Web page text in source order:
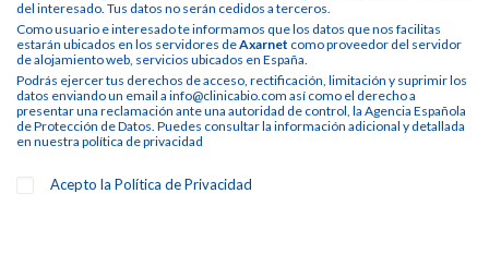
del interesado. Tus datos no serán cedidos a terceros.
Como usuario e interesado te informamos que los datos que nos facilitas
estarán ubicados en los servidores deAxarnet como proveedor del servidor
de alojamiento web, servicios ubicados en España.
Podrás ejercer tus derechos de acceso, rectificación, limitación y suprimir los
datos enviando un email a info@clinicabio.com así como el derecho a
presentar una reclamación ante una autoridad de control, la Agencia Española
de Protección de Datos. Puedes consultar la información adicional y detallada
en nuestra política de privacidad
Acepto laPolítica de Privacidad